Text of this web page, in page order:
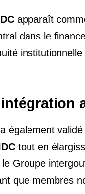
apparaît
dans le
également
tout en
Groupe
que membres